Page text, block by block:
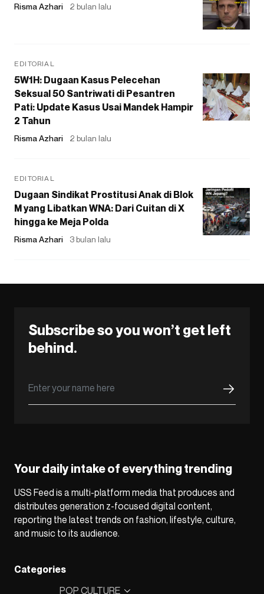
Risma Azhari 2 bulan lalu
EDITORIAL
5W1H: Dugaan Kasus Pelecehan
Seksual 50 Santriwati di Pesantren
Pati: Update Kasus Usai Mandek Hampir
2 Tahun
Risma Azhari 2 bulan lalu
EDITORIAL
Dugaan Sindikat Prostitusi Anak di Blok
M yang Libatkan WNA: Dari Cuitan di X
hingga ke Meja Polda
Risma Azhari 3 bulan lalu
Subscribe so you won’t get left
behind.
Your daily intake of everything trending
USS Feed is a multi-platform media that produces and
distributes generation z-focused digital content,
reporting the latest trends on fashion, lifestyle, culture,
and music to its audience.
Categories
POP CULTURE